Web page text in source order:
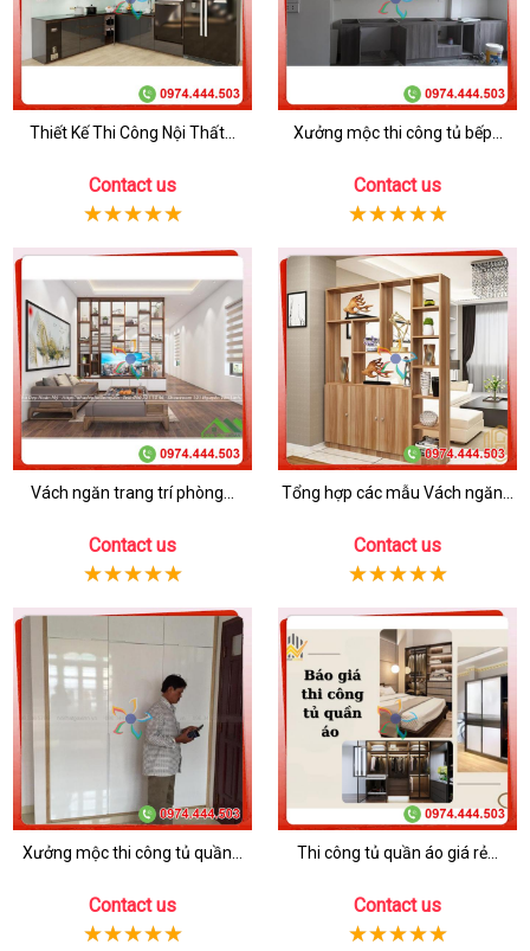
Thiết Kế Thi Công Nội Thất...
Contact us
Xưởng mộc thi công tủ bếp...
Contact us
Vách ngăn trang trí phòng...
Contact us
Tổng hợp các mẫu Vách ngăn...
Contact us
Xưởng mộc thi công tủ quần...
Contact us
Thi công tủ quần áo giá rẻ...
Contact us